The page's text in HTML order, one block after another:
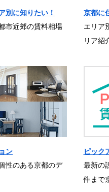
別に知りたい！
市近郊の賃料相場
京都に
エリア
リア紹
ン
性のある京都のデ
ピック
最新の
件まで